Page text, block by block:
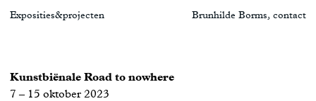
Exposities&projecten Brunhilde Borms, contact
Kunstbiënale Road to nowhere
7 – 15 oktober 2023